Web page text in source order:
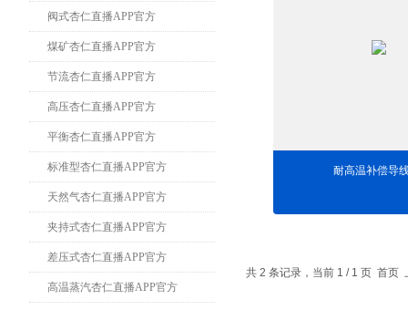
阀式杏仁直播APP官方
煤矿杏仁直播APP官方
节流杏仁直播APP官方
高压杏仁直播APP官方
平衡杏仁直播APP官方
标准型杏仁直播APP官方
天然气杏仁直播APP官方
夹持式杏仁直播APP官方
差压式杏仁直播APP官方
高温蒸汽杏仁直播APP官方
耐高温补偿导
共 2 条记录，当前 1 / 1 页